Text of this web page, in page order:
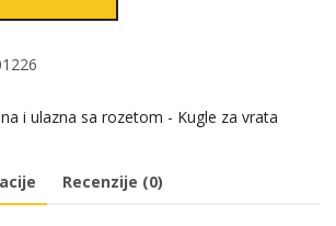
i ulazna sa rozetom - Kugle za vrata
Recenzije (0)